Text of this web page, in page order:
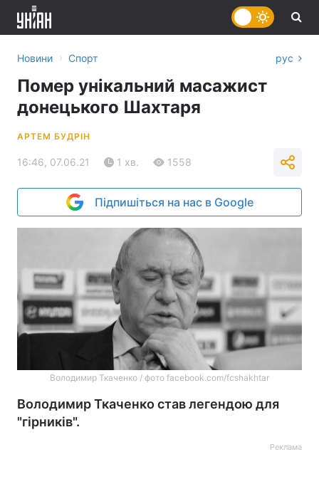
Новини › Спорт рус
Помер унікальний масажист
донецького Шахтаря
АРТЕМ БУДРІН
16:46, 07.06.21 1 хв. 1558
Підпишіться на нас в Google
Володимир Ткаченко / фото facebook.com/fcshakhtar
Володимир Ткаченко став легендою для
"гірників".
Реклама